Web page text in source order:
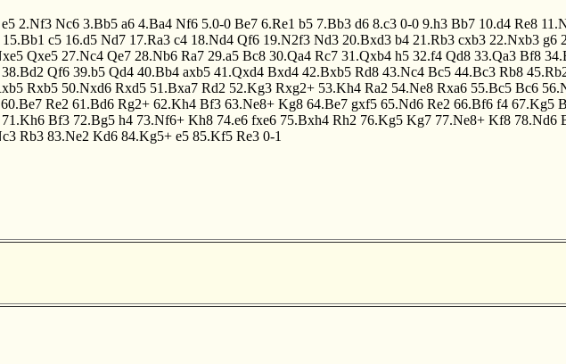
e5 2.Nf3 Nc6 3.Bb5 a6 4.Ba4 Nf6 5.0-0 Be7 6.Re1 b5 7.Bb3 d6 8.c3 0-0 9.h3 Bb7 10.d4 Re8
15.Bb1 c5 16.d5 Nd7 17.Ra3 c4 18.Nd4 Qf6 19.N2f3 Nd3 20.Bxd3 b4 21.Rb3 cxb3 22.Nxb3 g6
Qxe5 27.Nc4 Qe7 28.Nb6 Ra7 29.a5 Bc8 30.Qa4 Rc7 31.Qxb4 h5 32.f4 Qd8 33.Qa3 Bf8
38.Bd2 Qf6 39.b5 Qd4 40.Bb4 axb5 41.Qxd4 Bxd4 42.Bxb5 Rd8 43.Nc4 Bc5 44.Bc3 Rb8
Rxb5 50.Nxd6 Rxd5 51.Bxa7 Rd2 52.Kg3 Rxg2+ 53.Kh4 Ra2 54.Ne8 Rxa6 55.Bc5 Bc6
60.Be7 Re2 61.Bd6 Rg2+ 62.Kh4 Bf3 63.Ne8+ Kg8 64.Be7 gxf5 65.Nd6 Re2 66.Bf6 f4 67.Kg5
71.Kh6 Bf3 72.Bg5 h4 73.Nf6+ Kh8 74.e6 fxe6 75.Bxh4 Rh2 76.Kg5 Kg7 77.Ne8+ Kf8 78.Nd6
Rb3 83.Ne2 Kd6 84.Kg5+ e5 85.Kf5 Re3 0-1